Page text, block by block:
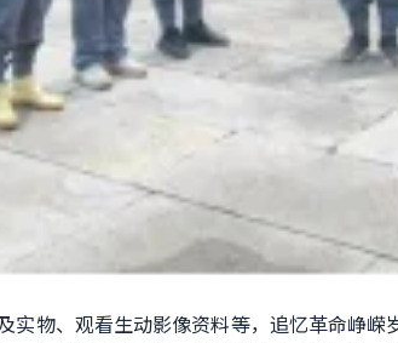
实物、观看生动影像资料等， 追忆革命峥嵘